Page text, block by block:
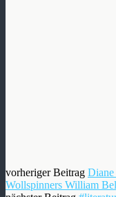
vorheriger Beitrag Diane
Wollspinners William